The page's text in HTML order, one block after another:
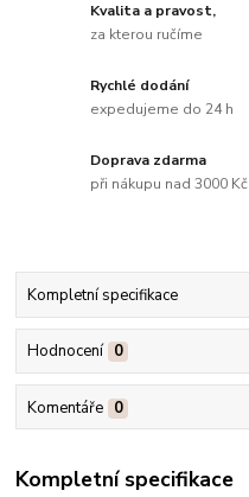
Kvalita a pravost,
za kterou ručíme
Rychlé dodání
expedujeme do 24 h
Doprava zdarma
při nákupu nad 3000 Kč
Kompletní specifikace
Hodnocení 0
Komentáře 0
Kompletní specifikace